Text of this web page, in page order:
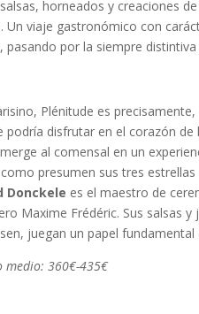
horneados y creaciones
Un viaje gastronómico con
pasando por la siempre
Plénitude es
disfrutar en el corazón
al comensal en un
presumen sus tres
Donckele es el maestro de
Maxime Frédéric. Sus salsas
juegan un papel fundamental
medio: 360€-435€